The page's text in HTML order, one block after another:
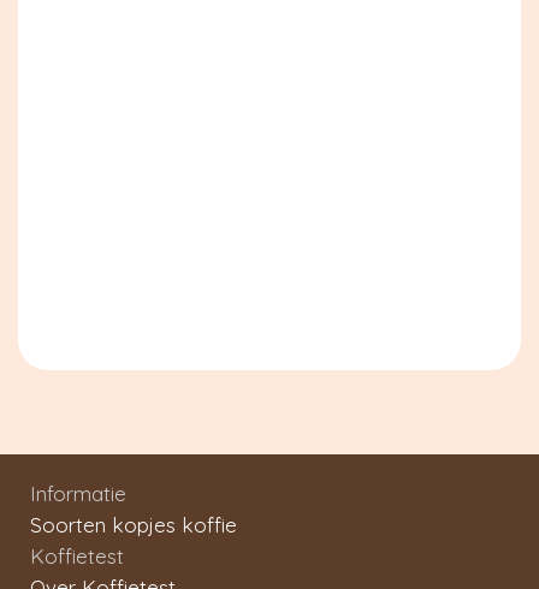
Informatie
Soorten kopjes koffie
Koffietest